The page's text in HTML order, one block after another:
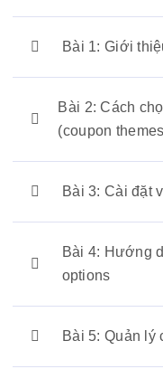
Bài 1: Giới
Bài 2: Cách
(coupon
Bài 3: Cài đặt
Bài 4: Hướng
options
Bài 5: Quản lý